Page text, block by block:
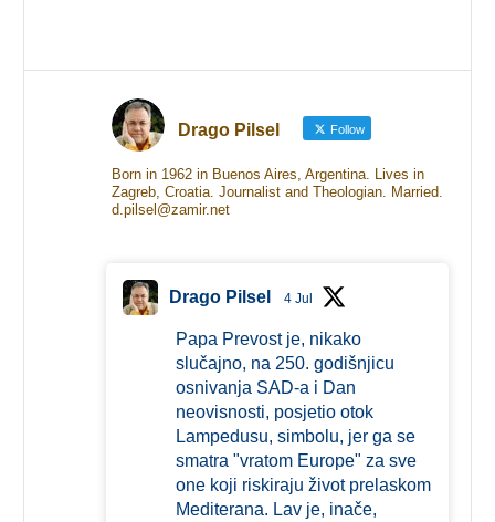
Drago Pilsel Follow
Born in 1962 in Buenos Aires, Argentina. Lives in
Zagreb, Croatia. Journalist and Theologian. Married.
d.pilsel@zamir.net
Drago Pilsel 4 Jul
Papa Prevost je, nikako
slučajno, na 250. godišnjicu
osnivanja SAD-a i Dan
neovisnosti, posjetio otok
Lampedusu, simbolu, jer ga se
smatra "vratom Europe" za sve
one koji riskiraju život prelaskom
Mediterana. Lav je, inače,